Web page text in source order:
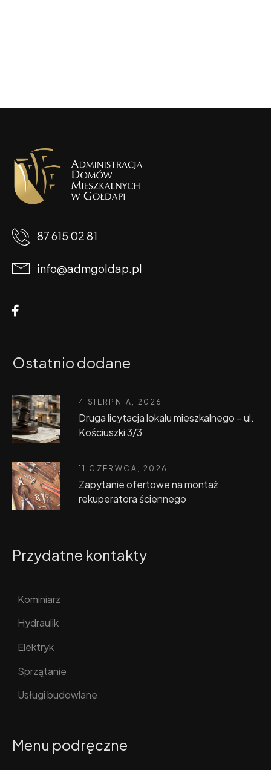
87 615 02 81
info@admgoldap.pl
Ostatnio dodane
4 SIERPNIA, 2026
Druga licytacja lokalu mieszkalnego – ul.
Kościuszki 3/3
11 CZERWCA, 2026
Zapytanie ofertowe na montaż
rekuperatora ściennego
Przydatne kontakty
Kominiarz
Hydraulik
Elektryk
Sprzątanie
Usługi budowlane
Menu podręczne